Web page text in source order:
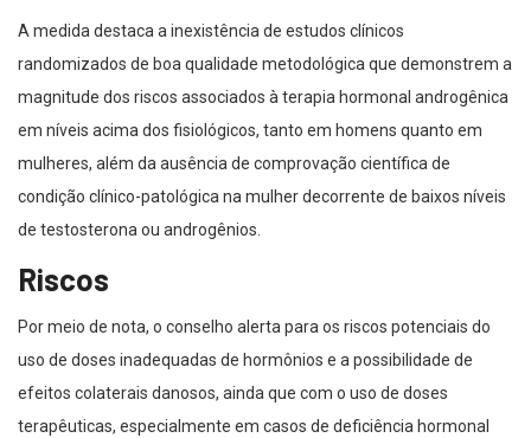
A medida destaca a inexistência de estudos clínicos
randomizados de boa qualidade metodológica que demonstrem a
magnitude dos riscos associados à terapia hormonal androgênica
em níveis acima dos fisiológicos, tanto em homens quanto em
mulheres, além da ausência de comprovação científica de
condição clínico-patológica na mulher decorrente de baixos níveis
de testosterona ou androgênios.
Riscos
Por meio de nota, o conselho alerta para os riscos potenciais do
uso de doses inadequadas de hormônios e a possibilidade de
efeitos colaterais danosos, ainda que com o uso de doses
terapêuticas, especialmente em casos de deficiência hormonal